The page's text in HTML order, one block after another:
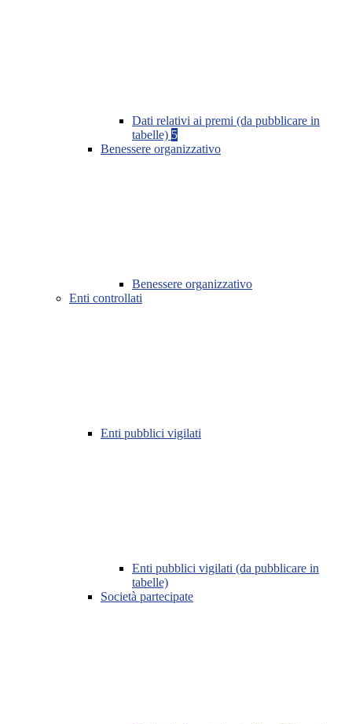
Dati relativi ai premi (da pubblicare in
tabelle) 5
Benessere organizzativo
Benessere organizzativo
Enti controllati
Enti pubblici vigilati
Enti pubblici vigilati (da pubblicare in
tabelle)
Società partecipate